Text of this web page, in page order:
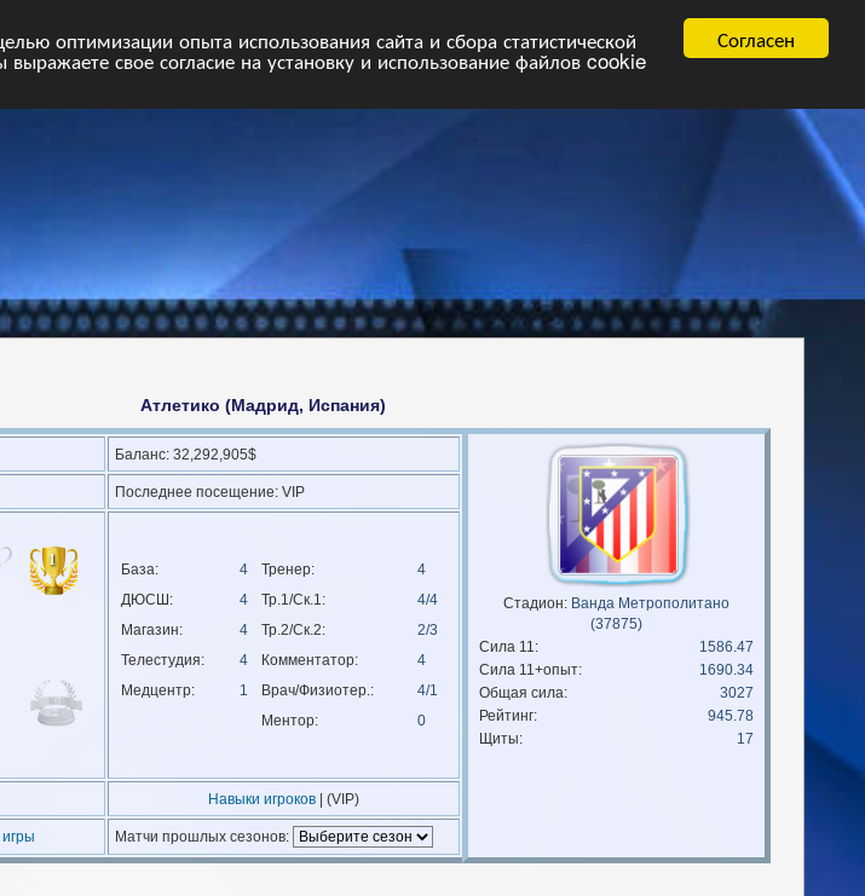
Согласен
оптимизации опыта использования сайта и сбора статистической
свое согласие на установку и использование файлов cookie
Атлетико (Мадрид, Испания)
Баланс: 32,292,905$
Последнее посещение: VIP
1
База: 4 Тренер:
4
ДЮСШ:
4 Тр.1/Ск.1:
4/4
Магазин:
4 Тр.2/Ск.2:
2/3
Телестудия:
4 Комментатор:
4
Медцентр:
1 Врач/Физиотер.:
4/1
Ментор:
0
Навыки игроков | (VIP)
игры Матчи прошлых сезонов:
Стадион: Ванда Метрополитано
(37875)
Сила 11:
1586.47
Сила 11+опыт:
1690.34
Общая сила:
3027
Рейтинг:
945.78
Щиты:
17